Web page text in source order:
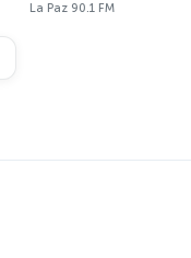
La Paz 90.1 FM